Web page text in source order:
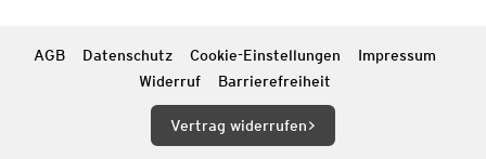
AGB Datenschutz Cookie-Einstellungen
Impressum
Widerruf
Barrierefreiheit
Vertrag widerrufen